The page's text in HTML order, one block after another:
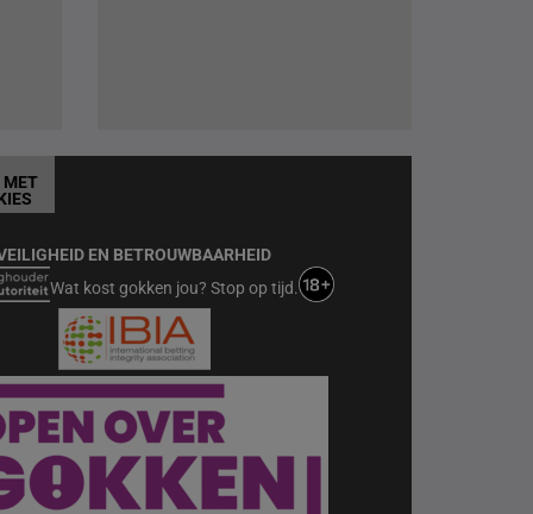
EN BETROUWBAARHEID
Wat kost gokken jou? Stop op tijd.